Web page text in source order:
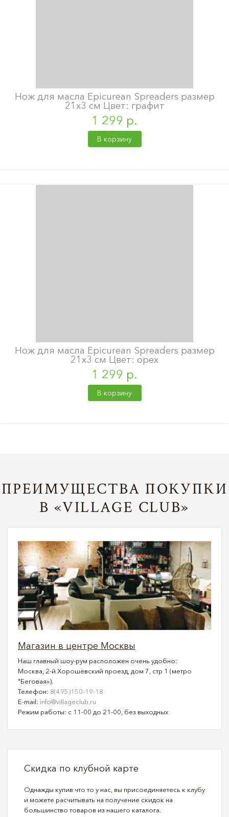
Нож для масла Epicurean Spreaders размер
21х3 см Цвет: графит
1 299 р.
В корзину
Нож для масла Epicurean Spreaders размер
21х3 см Цвет: орех
1 299 р.
В корзину
ПРЕИМУЩЕСТВА ПОКУПКИ
В «VILLAGE CLUB»
Магазин в центре Москвы
Наш главный шоу-рум расположен очень удобно:
Москва, 2-й Хорошёвский проезд, дом 7, стр 1 (метро
"Беговая»).
Телефон: 8(495)150-19-18
E-mail: info@villageclub.ru
Режим работы: с 11-00 до 21-00, без выходных
Скидка по клубной карте
Однажды купив что то у нас, вы присоединяетесь к клубу
и можете расчитывать на получение скидок на
большинство товаров из нашего каталога.